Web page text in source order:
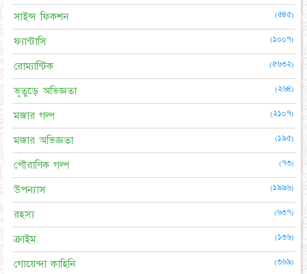
সাইন্স ফিকশন (৫৪৫)
ফ্যান্টাসি (১০০৭)
রোম্যান্টিক (৫৬৩২)
ভূতুড়ে অভিজ্ঞতা (২৬৪)
মজার গল্প (২১০৭)
মজার অভিজ্ঞতা (১৯৫)
পৌরাণিক গল্প (৭৩)
উপন্যাস (১৯৯৬)
রহস্য (৬৩৭)
ক্রাইম (১৩৬)
গোয়েন্দা কাহিনি (৩৬৯)